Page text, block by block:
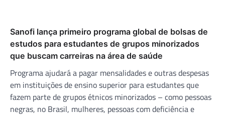
Sanofi lança primeiro programa global de bolsas de
estudos para estudantes de grupos minorizados
que buscam carreiras na área de saúde
Programa ajudará a pagar mensalidades e outras despesas
em instituições de ensino superior para estudantes que
fazem parte de grupos étnicos minorizados – como pessoas
negras, no Brasil, mulheres, pessoas com deficiência e